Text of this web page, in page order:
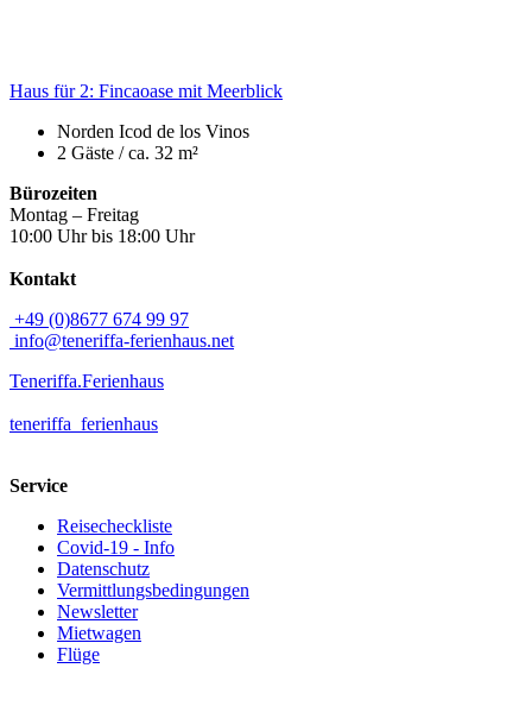
Haus für 2: Fincaoase mit Meerblick
Norden Icod de los Vinos
2 Gäste /ca. 32 m²
Bürozeiten
Montag – Freitag
10:00 Uhr bis 18:00 Uhr
Kontakt
+49 (0)8677 674 99 97
info@teneriffa-ferienhaus.net
Teneriffa.Ferienhaus
teneriffa_ferienhaus
Service
Reisecheckliste
Covid-19 - Info
Datenschutz
Vermittlungsbedingungen
Newsletter
Mietwagen
Flüge